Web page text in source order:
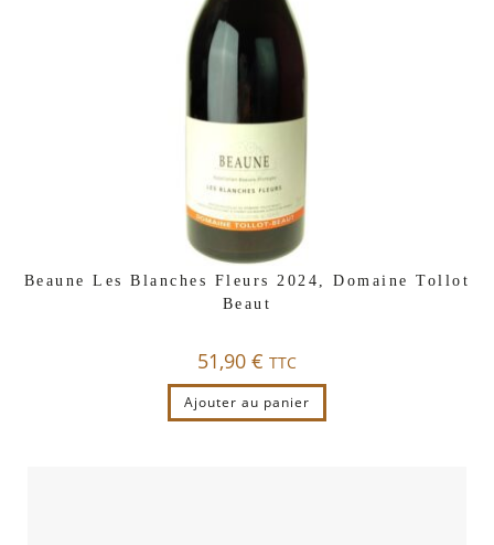
Beaune Les Blanches Fleurs 2024, Domaine Tollot
Beaut
51,90 € TTC
Ajouter au panier